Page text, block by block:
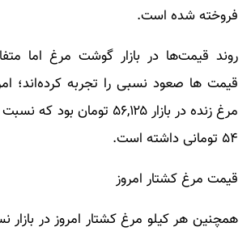
فروخته شده است.
روند قیمت‌ها در بازار گوشت مرغ اما
قیمت ها صعود نسبی را تجربه کرده‌اند؛
مرغ زنده در بازار ۵۶,۱۲۵
۵۴ تومانی داشته است.
قیمت مرغ کشتار امروز
همچنین هر کیلو مرغ کشتار امروز در